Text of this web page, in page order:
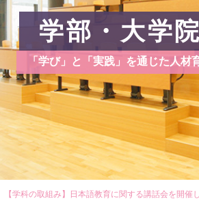
学部・大学院
「学び」と「実践」を通じた人材
【学科の取組み】日本語教育に関する講話会を開催